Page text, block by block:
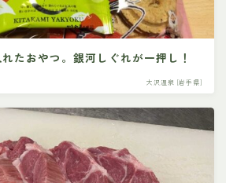
たおやつ。銀河しぐれが一押し！
大沢温泉 [岩手県]